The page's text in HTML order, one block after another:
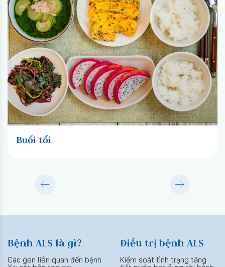
Buổi tối
Bệnh ALS là gì?
Các gen liên quan đến bệnh
Điều trị bệnh ALS
Kiểm soát tình trạng tăng